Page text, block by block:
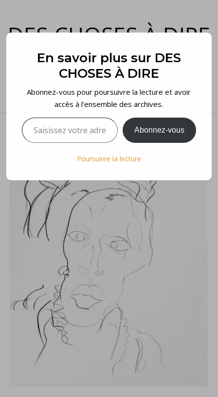
DES CHOSES À DIRE
et voilà…
En savoir plus sur DES
CHOSES À DIRE
Abonnez-vous pour poursuivre la lecture et avoir
accès à l’ensemble des archives.
Saisissez votre adresse e-mail…
Abonnez-vous
Poursuivre la lecture